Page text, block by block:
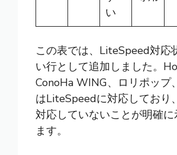
い
この表では、LiteSpeed対応
い行として追加しました。
ConoHa WING、ロリポップ
はLiteSpeedに対応しており
対応していないことが明確
ます。